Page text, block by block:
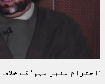
‘احترام منبر مہم ‘ کے